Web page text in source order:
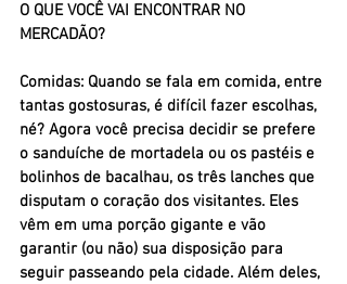
O QUE VOCÊ VAI ENCONTRAR NO
MERCADÃO?
Comidas: Quando se fala em comida, entre
tantas gostosuras, é difícil fazer escolhas,
né? Agora você precisa decidir se prefere
o sanduíche de mortadela ou os pastéis e
bolinhos de bacalhau, os três lanches que
disputam o coração dos visitantes. Eles
vêm em uma porção gigante e vão
garantir (ou não) sua disposição para
seguir passeando pela cidade. Além deles,